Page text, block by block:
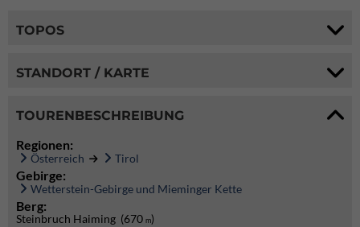
TOPOS
STANDORT / KARTE
TOURENBESCHREIBUNG
Regionen:
Österreich Tirol
Gebirge:
Wetterstein-Gebirge und Mieminger Kette
Berg:
Steinbruch Haiming (670 m)